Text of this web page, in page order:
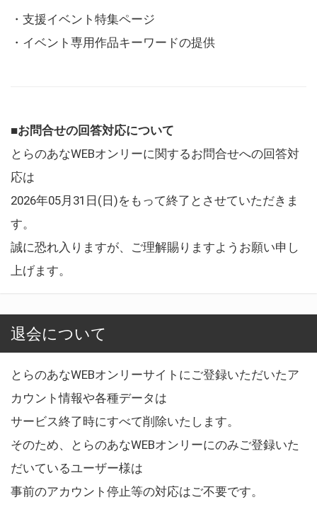
・支援イベント特集ページ
・イベント専用作品キーワードの提供
■お問合せの回答対応について
とらのあなWEBオンリーに関するお問合せへの回答対
応は
2026年05月31日(日)をもって終了とさせていただきま
す。
誠に恐れ入りますが、ご理解賜りますようお願い申し
上げます。
退会について
とらのあなWEBオンリーサイトにご登録いただいたア
カウント情報や各種データは
サービス終了時にすべて削除いたします。
そのため、とらのあなWEBオンリーにのみご登録いた
だいているユーザー様は
事前のアカウント停止等の対応はご不要です。